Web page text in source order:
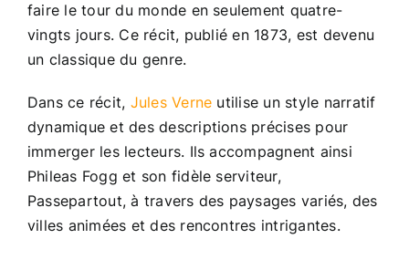
faire le tour du monde en seulement quatre-
vingts jours. Ce récit, publié en 1873, est devenu
un classique du genre.
Dans ce récit, Jules Verne utilise un style narratif
dynamique et des descriptions précises pour
immerger les lecteurs. Ils accompagnent ainsi
Phileas Fogg et son fidèle serviteur,
Passepartout, à travers des paysages variés, des
villes animées et des rencontres intrigantes.